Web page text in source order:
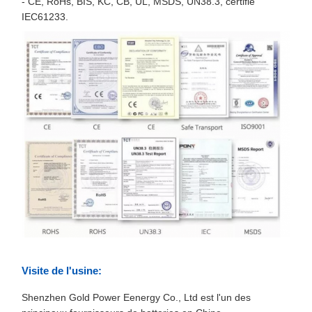
IEC61233.
Visite de l'usine:
Shenzhen Gold Power Eenergy Co., Ltd est l'un des